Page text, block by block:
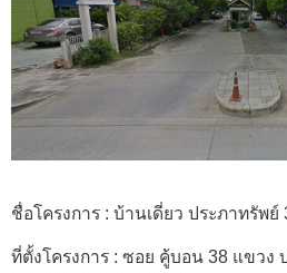
ชื่อโครงการ : บ้านเดี่ยว ประภาทรัพ
ที่ตั้งโครงการ : ซอย คู้บอน 38 แขวง